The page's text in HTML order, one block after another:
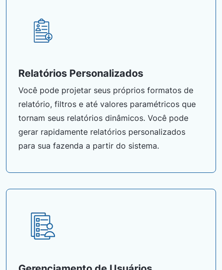
Relatórios Personalizados
Você pode projetar seus próprios formatos de
relatório, filtros e até valores paramétricos que
tornam seus relatórios dinâmicos. Você pode
gerar rapidamente relatórios personalizados
para sua fazenda a partir do sistema.